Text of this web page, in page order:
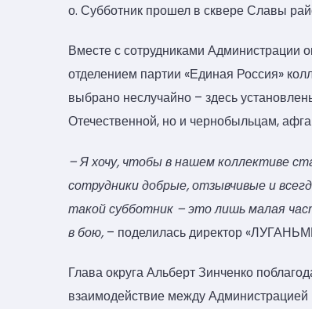
о. Субботник прошел в сквере Славы
Вместе с сотрудниками Администрации
отделением партии «Единая Россия»
выбрано неслучайно – здесь
Отечественной, но и чернобыльцам,
– Я хочу, чтобы в нашем коллективе
сотрудники добрые, отзывчивые и
такой субботник – это лишь малая
в бою, – поделилась директор
Глава округа Альберт Зинченко
взаимодействие между